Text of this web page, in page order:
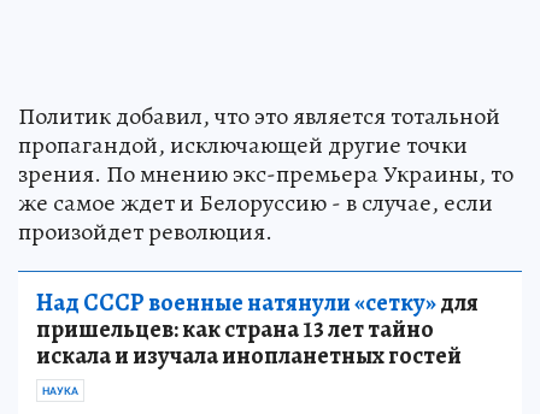
Политик добавил, что это является тотальной
пропагандой, исключающей другие точки
зрения. По мнению экс-премьера Украины, то
же самое ждет и Белоруссию - в случае, если
произойдет революция.
Над СССР военные натянули «сетку»для
пришельцев: как страна 13 лет тайно
искала и изучала инопланетных гостей
НАУКА